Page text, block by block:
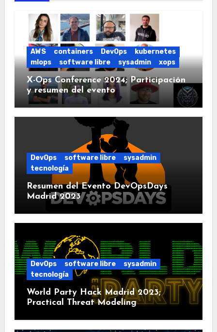
AWS containers DevOps
kubernetes
mlops
software libre sysadmin xops
X-Ops Conference 2024; Participación
y resumen del evento
DevOps software libre
sysadmin
tecnología
Resumen del Evento DevOpsDays
Madrid 2023
DevOps software libre
sysadmin
tecnología
World Party Hack Madrid 2023;
Practical Threat Modeling